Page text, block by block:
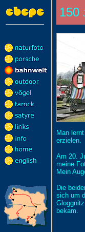
150
Man
erzielen.
Am 20.
meine
Mein
Die
sich um
bekam.